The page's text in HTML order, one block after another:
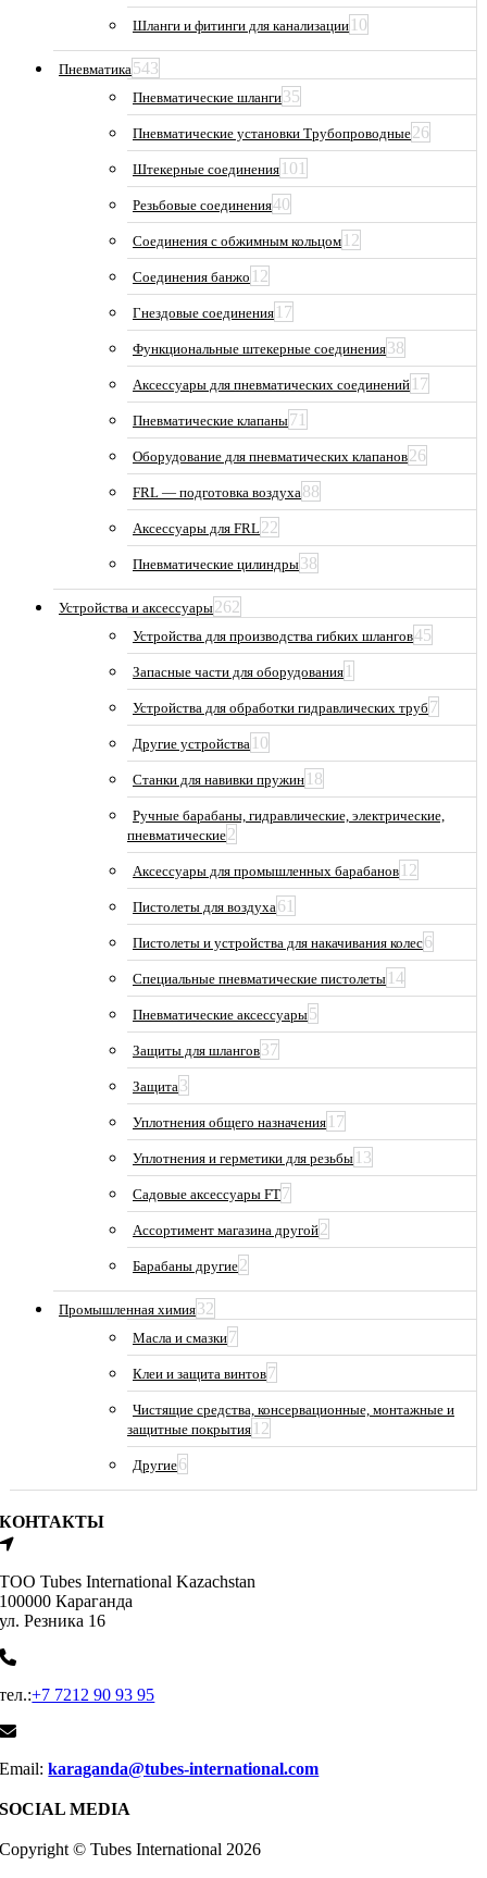
Шланги и фитинги для канализации 10
Пневматика543
Пневматические шланги35
Пневматические установки Трубопроводные26
Штекерные соединения 101
Резьбовые соединения40
Соединения с обжимным кольцом 12
Соединения банжо 12
Гнездовые соединения 17
Функциональные штекерные соединения38
Аксессуары для пневматических соединений 17
Пневматические клапаны71
Оборудование для пневматических клапанов26
FRL — подготовка воздуха88
Аксессуары для FRL22
Пневматические цилиндры38
Устройства и аксессуары262
Устройства для производства гибких шлангов45
Запасные части для оборудования 1
Устройства для обработки гидравлических труб 7
Другие устройства 10
Станки для навивки пружин 18
Ручные барабаны, гидравлические, электрические,
пневматические2
Аксессуары для промышленных барабанов 12
Пистолеты для воздуха61
Пистолеты и устройства для накачивания колес6
Специальные пневматические пистолеты 14
Пневматические аксессуары5
Защиты для шлангов37
Защита3
Уплотнения общего назначения 17
Уплотнения и герметики для резьбы 13
Садовые аксессуары FT7
Ассортимент магазина другой2
Барабаны другие2
Промышленная химия32
Масла и смазки7
Клеи и защита винтов7
Чистящие средства, консервационные, монтажные и
защитные покрытия 12
Другие6
КОНТАКТЫ
ТОО Tubes International Kazachstan
100000 Караганда
ул. Резника 16
тел.:+7 7212 90 93 95
Email:karaganda@tubes-international.com
SOCIAL MEDIA
Copyright © Tubes International 2026